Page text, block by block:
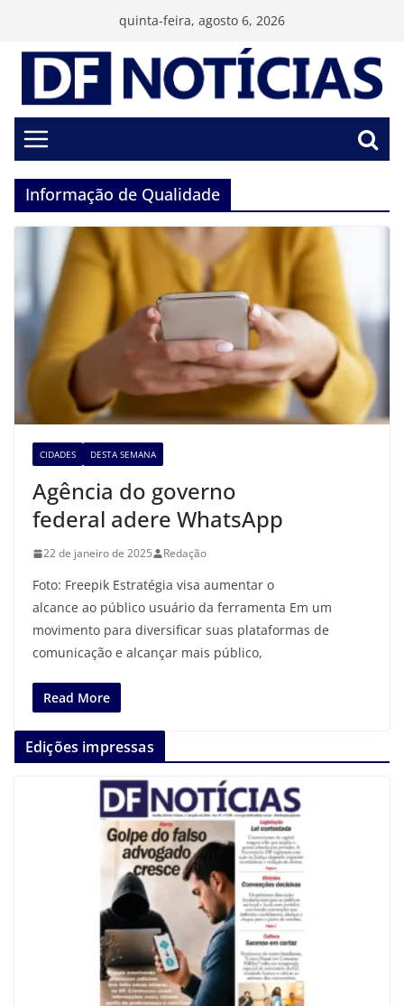
conteúdo
quinta-feira, agosto 6, 2026
Informação de Qualidade
CIDADES DESTA SEMANA
Agência do governo
federal adere WhatsApp
22 de janeiro de 2025 Redação
Foto: Freepik Estratégia visa aumentar o
alcance ao público usuário da ferramenta Em um
movimento para diversificar suas plataformas de
comunicação e alcançar mais público,
Read More
Edições impressas